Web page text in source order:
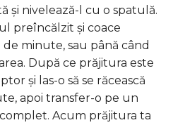
și nivelează-l cu o spatulă.
preîncălzit și coace
minute, sau până când
După ce prăjitura este
și las-o să se răcească
apoi transfer-o pe un
Acum prăjitura ta